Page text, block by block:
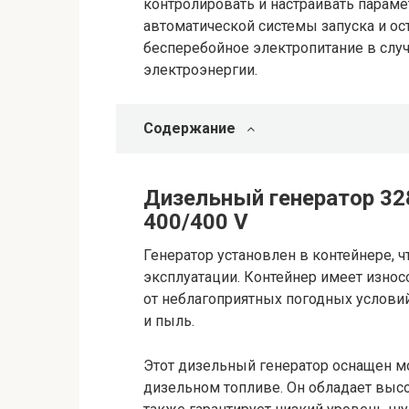
контролировать и настраивать
автоматической системы запуска и
бесперебойное электропитание в
электроэнергии.
Содержание
Дизельный генератор
400/400 V
Генератор установлен в контейнере,
эксплуатации. Контейнер имеет
от неблагоприятных погодных
и пыль.
Этот дизельный генератор оснащен
дизельном топливе. Он обладает